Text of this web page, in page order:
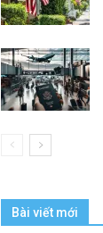
Bài viết mới